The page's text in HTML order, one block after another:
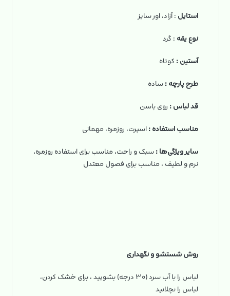
استایل : آزاد، اور سایز
نوع یقه : گرد
آستین : کوتاه
طرح پارچه :ساده
قد لباس : روی باسن
مناسب استفاده :اسپرت، روزمره، مهمانی
سایر ویژگی‌ها :سبک و راحت، مناسب برای استفاده روزمره،
نرم و لطیف ، مناسب برای فصول معتدل
روش شستشو و نگهداری
لباس را با آب سرد (۳۰ درجه) بشویید ، برای خشک کردن،
لباس را نچلانید